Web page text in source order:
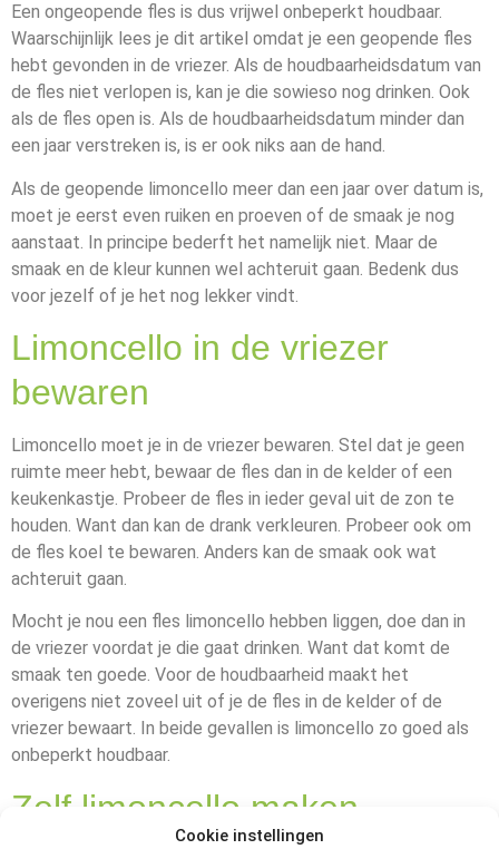
Cookie instellingen
Een ongeopende fles is dus vrijwel onbeperkt houdbaar.
Waarschijnlijk lees je dit artikel omdat je een geopende fles
hebt gevonden in de vriezer. Als de houdbaarheidsdatum van
de fles niet verlopen is, kan je die sowieso nog drinken. Ook
als de fles open is. Als de houdbaarheidsdatum minder dan
een jaar verstreken is, is er ook niks aan de hand.
Als de geopende limoncello meer dan een jaar over datum is,
moet je eerst even ruiken en proeven of de smaak je nog
aanstaat. In principe bederft het namelijk niet. Maar de
smaak en de kleur kunnen wel achteruit gaan. Bedenk dus
voor jezelf of je het nog lekker vindt.
Limoncello in de vriezer
bewaren
Limoncello moet je in de vriezer bewaren. Stel dat je geen
ruimte meer hebt, bewaar de fles dan in de kelder of een
keukenkastje. Probeer de fles in ieder geval uit de zon te
houden. Want dan kan de drank verkleuren. Probeer ook om
de fles koel te bewaren. Anders kan de smaak ook wat
achteruit gaan.
Mocht je nou een fles limoncello hebben liggen, doe dan in
de vriezer voordat je die gaat drinken. Want dat komt de
smaak ten goede. Voor de houdbaarheid maakt het
overigens niet zoveel uit of je de fles in de kelder of de
vriezer bewaart. In beide gevallen is limoncello zo goed als
onbeperkt houdbaar.
Zelf limoncello maken